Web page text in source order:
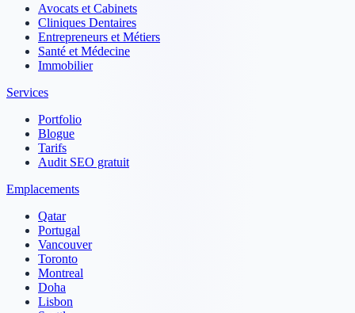
Avocats et Cabinets
Cliniques Dentaires
Entrepreneurs et Métiers
Santé et Médecine
Immobilier
Services
Portfolio
Blogue
Tarifs
Audit SEO gratuit
Emplacements
Qatar
Portugal
Vancouver
Toronto
Montreal
Doha
Lisbon